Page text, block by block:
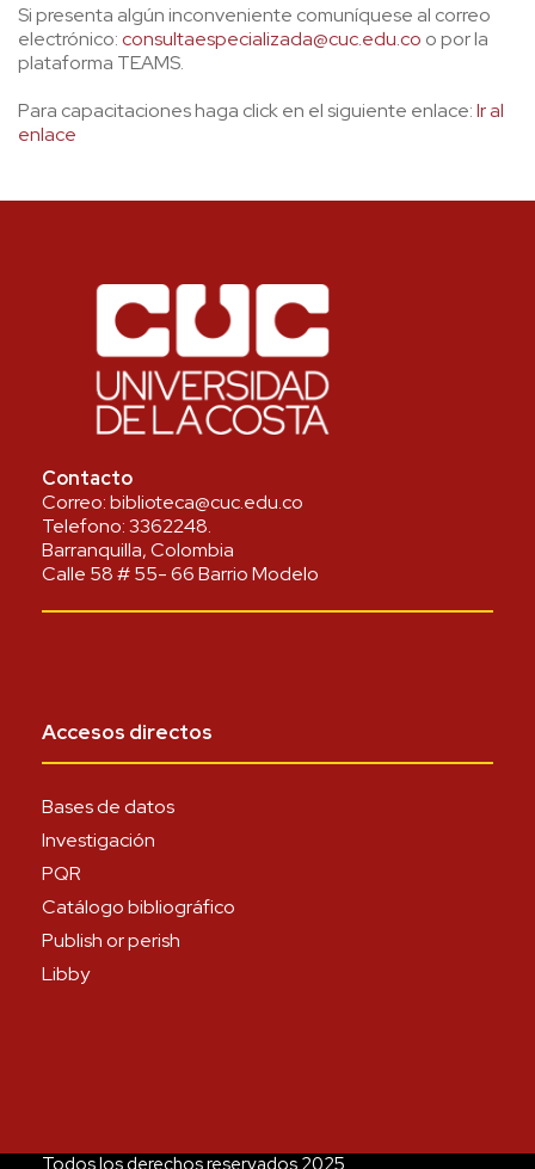
Si presenta algún inconveniente comuníquese al correo
electrónico: consultaespecializada@cuc.edu.co o por la
plataforma TEAMS.
Para capacitaciones haga click en el siguiente enlace:Ir al
enlace
Contacto
Correo:biblioteca@cuc.edu.co
Telefono:3362248.
Barranquilla, Colombia
Calle 58 # 55- 66 Barrio Modelo
Accesos directos
Bases de datos
Investigación
PQR
Catálogo bibliográfico
Publish or perish
Libby
Todos los derechos reservados 2025.